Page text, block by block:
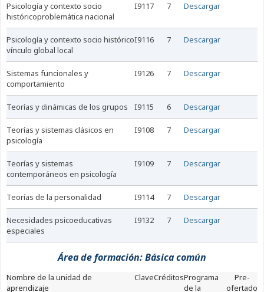
psicología y contexto socio
históricoproblemática nacional
I9117 7 Descargar
psicología y contexto socio histórico
vínculo global local
I9116 7 Descargar
sistemas funcionales y
comportamiento
I9126 7 Descargar
teorías y dinámicas de los grupos I9115 6 Descargar
teorías y sistemas clásicos en
psicología
I9108 7 Descargar
teorías y sistemas
contemporáneos en psicología
I9109 7 Descargar
teorías de la personalidad I9114 7 Descargar
necesidades psicoeducativas
especiales
I9132 7 Descargar
Área de formación: Básica común
nombre de la unidad de
aprendizaje
ClaveCréditosPrograma
de la
Pre-
ofertado